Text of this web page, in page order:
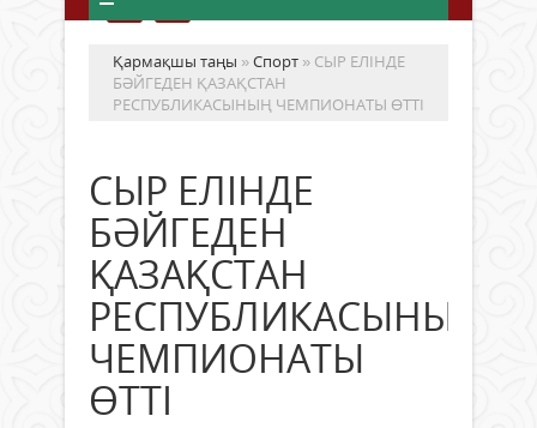
Қармақшы таңы »Спорт » СЫР ЕЛІНДЕ
БӘЙГЕДЕН ҚАЗАҚСТАН
РЕСПУБЛИКАСЫНЫҢ ЧЕМПИОНАТЫ ӨТТІ
СЫР ЕЛІНДЕ
БӘЙГЕДЕН
ҚАЗАҚСТАН
РЕСПУБЛИКАСЫНЫҢ
ЧЕМПИОНАТЫ
ӨТТІ